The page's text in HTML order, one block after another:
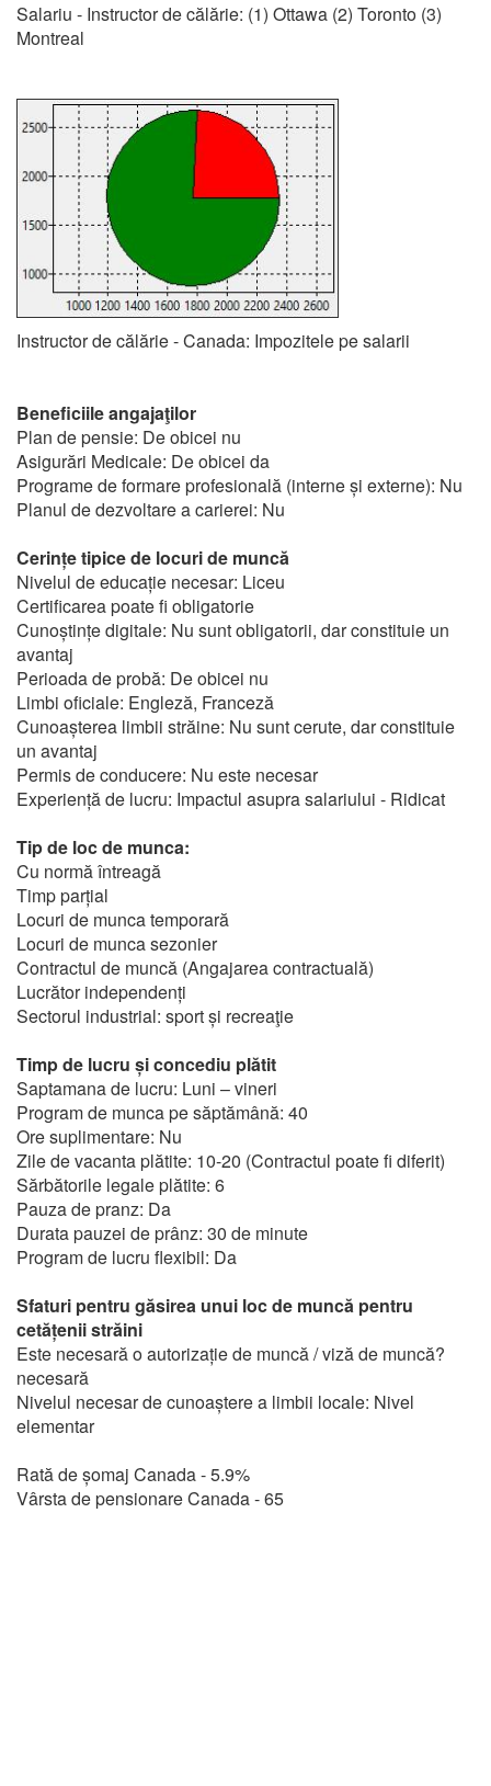
Salariu - Instructor de călărie: (1) Ottawa (2) Toronto (3)
Montreal
Instructor de călărie - Canada: Impozitele pe salarii
Beneficiile angajaţilor
Plan de pensie: De obicei nu
Asigurări Medicale: De obicei da
Programe de formare profesională (interne și externe): Nu
Planul de dezvoltare a carierei: Nu
Cerințe tipice de locuri de muncă
Nivelul de educație necesar: Liceu
Certificarea poate fi obligatorie
Cunoștințe digitale: Nu sunt obligatorii, dar constituie un
avantaj
Perioada de probă: De obicei nu
Limbi oficiale: Engleză, Franceză
Cunoașterea limbii străine: Nu sunt cerute, dar constituie
un avantaj
Permis de conducere: Nu este necesar
Experiență de lucru: Impactul asupra salariului - Ridicat
Tip de loc de munca:
Cu normă întreagă
Timp parțial
Locuri de munca temporară
Locuri de munca sezonier
Contractul de muncă (Angajarea contractuală)
Lucrător independenți
Sectorul industrial: sport și recreaţie
Timp de lucru și concediu plătit
Saptamana de lucru: Luni – vineri
Program de munca pe săptămână: 40
Ore suplimentare: Nu
Zile de vacanta plătite: 10-20 (Contractul poate fi diferit)
Sărbătorile legale plătite: 6
Pauza de pranz: Da
Durata pauzei de prânz: 30 de minute
Program de lucru flexibil: Da
Sfaturi pentru găsirea unui loc de muncă pentru
cetățenii străini
Este necesară o autorizație de muncă / viză de muncă?
necesară
Nivelul necesar de cunoaștere a limbii locale: Nivel
elementar
Rată de șomaj Canada - 5.9%
Vârsta de pensionare Canada - 65